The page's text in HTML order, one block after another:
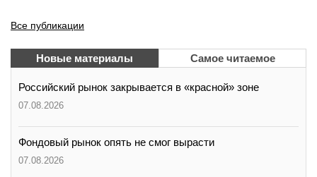
Все публикации
Новые материалы Самое читаемое
Российский рынок закрывается в «красной» зоне
07.08.2026
Фондовый рынок опять не смог вырасти
07.08.2026